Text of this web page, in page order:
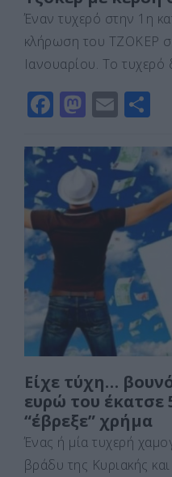
Έναν τυχερό στην 1η
κλήρωση του ΤΖΟΚΕΡ
Ιανουαρίου. Το τυχερό
F
c
e
b
o
k
M
st
o
d
E
ai
l
ρ
α
σ
ε
Είχε τύχη…
ευρώ του έκατσε
“έβρεξε” χρήμα
Ένας ή μία τυχερή
βράδυ της Κυριακής